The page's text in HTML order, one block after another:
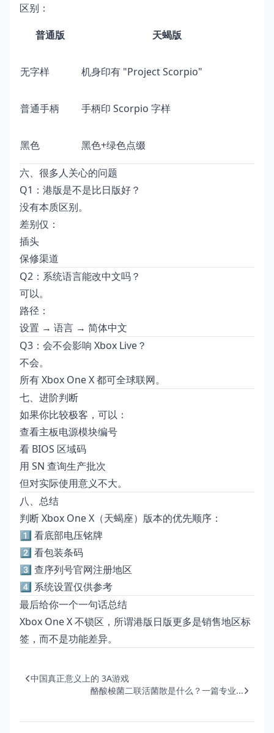
区别：
普通版
天蝎版
无字样 机身印有 "Project Scorpio"
普通手柄 手柄印 Scorpio 字样
黑色 黑色+绿色点缀
六、很多人关心的问题
Q1：港版是不是比日版好？
没有本质区别。
差别仅：
插头
保修渠道
Q2：系统语言能改中文吗？
可以。
路径：
设置 → 语言 → 简体中文
Q3：会不会影响 Xbox Live？
不会。
所有 Xbox One X 都可全球联网。
七、进阶判断
如果你比较极客，可以：
查看主板电源模块编号
看 BIOS 区域码
用 SN 查询生产批次
但对实际使用意义不大。
八、总结
判断 Xbox One X（天蝎座）版本的优先顺序：
1️⃣ 看底部电压铭牌
2️⃣ 看包装条码
3️⃣ 查序列号官网注册地区
4️⃣ 系统设置仅供参考
最后给你一个一句话总结
Xbox One X 不锁区，所谓港版日版更多是销售地区标
签，而不是功能差异。
中国真正意义上的 3A游戏
酪酸梭菌二联活菌散是什么？一篇专业...